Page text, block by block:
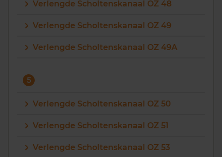
Verlengde Scholtenskanaal OZ 48
Verlengde Scholtenskanaal OZ 49
Verlengde Scholtenskanaal OZ 49A
5
Verlengde Scholtenskanaal OZ 50
Verlengde Scholtenskanaal OZ 51
Verlengde Scholtenskanaal OZ 53